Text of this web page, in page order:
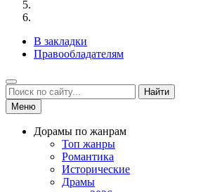
В закладки
Правообладателям
Найти
Меню
Дорамы по жанрам
Топ жанры
Романтика
Исторические
Драмы